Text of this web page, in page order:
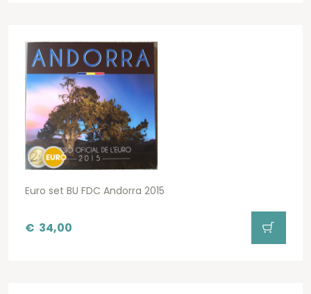
Euro set BU FDC Andorra 2015
€ 34,00